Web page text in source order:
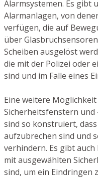
Alarmsystemen. Es gibt
Alarmanlagen, von
verfügen, die auf
über
Scheiben ausgelöst
die mit der Polizei oder
sind und im Falle eines
Eine weitere
Sicherheitsfenstern und
sind so konstruiert,
aufzubrechen sind und
verhindern. Es gibt
mit ausgewählten
sind, um ein Eindringen